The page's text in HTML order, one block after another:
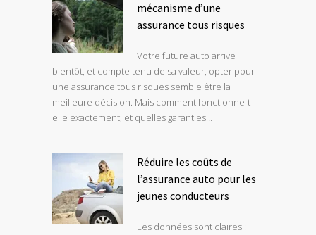
mécanisme d’une
assurance tous risques
Votre future auto arrive
bientôt, et compte tenu de sa valeur, opter pour
une assurance tous risques semble être la
meilleure décision. Mais comment fonctionne-t-
elle exactement, et quelles garanties…
Réduire les coûts de
l’assurance auto pour les
jeunes conducteurs
Les données sont claires :